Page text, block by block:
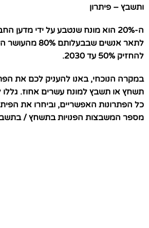
ותשבץ – פיתרון
ה-20% הוא מונח שנטבע על ידי מדען
לתאר אנשים
להחזיק 50% עד 2030.
במקרה הנוכחי, באנו להעניק לכם את
תשחץ או תשבץ למונח עשרים אחוז.
כל הפתרונות האפשריים, וביחרו את
מספר המשבצות הפנויות בתשחץ /